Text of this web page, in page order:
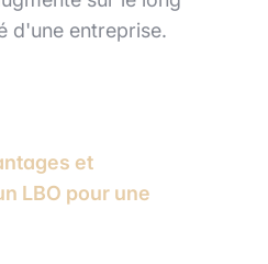
d'une entreprise.
et
LBO pour une